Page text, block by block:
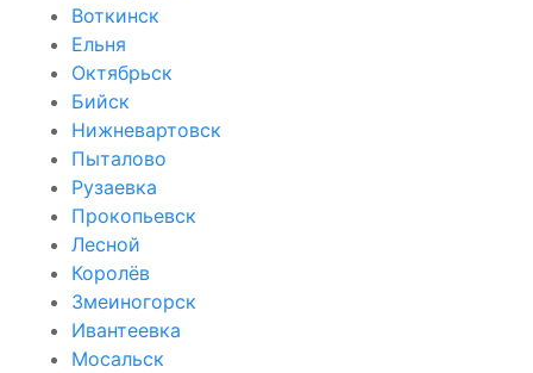
Воткинск
Ельня
Октябрьск
Бийск
Нижневартовск
Пыталово
Рузаевка
Прокопьевск
Лесной
Королёв
Змеиногорск
Ивантеевка
Мосальск